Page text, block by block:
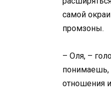
самой
промзоны.
– Оля, –
понимаешь,
отношения